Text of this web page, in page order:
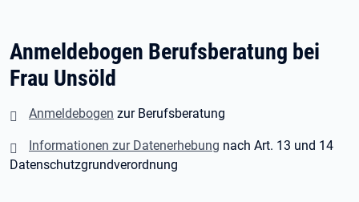
Anmeldebogen Berufsberatung bei
Frau Unsöld
Anmeldebogen zur Berufsberatung
Informationen zur Datenerhebung nach Art. 13 und 14
Datenschutzgrundverordnung